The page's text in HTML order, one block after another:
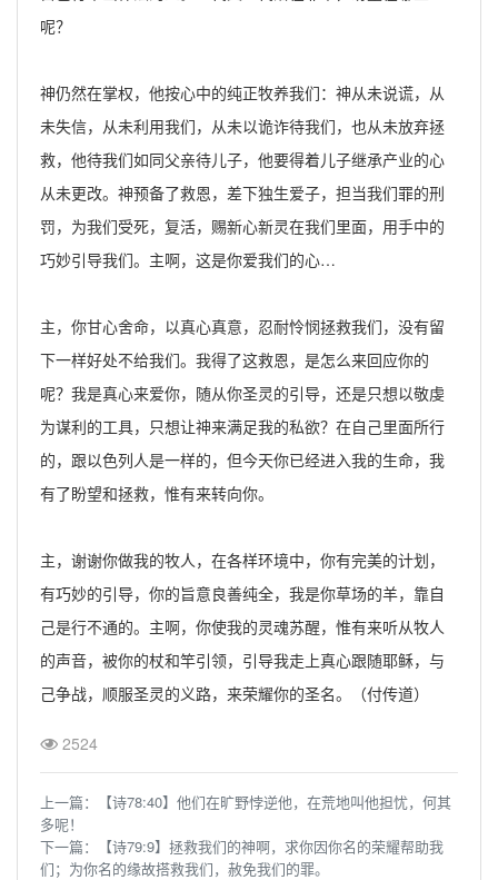
呢？
神仍然在掌权，他按心中的纯正牧养我们：神从未说谎，从
未失信，从未利用我们，从未以诡诈待我们，也从未放弃拯
救，他待我们如同父亲待儿子，他要得着儿子继承产业的心
从未更改。神预备了救恩，差下独生爱子，担当我们罪的刑
罚，为我们受死，复活，赐新心新灵在我们里面，用手中的
巧妙引导我们。主啊，这是你爱我们的心…
主，你甘心舍命，以真心真意，忍耐怜悯拯救我们，没有留
下一样好处不给我们。我得了这救恩，是怎么来回应你的
呢？我是真心来爱你，随从你圣灵的引导，还是只想以敬虔
为谋利的工具，只想让神来满足我的私欲？在自己里面所行
的，跟以色列人是一样的，但今天你已经进入我的生命，我
有了盼望和拯救，惟有来转向你。
主，谢谢你做我的牧人，在各样环境中，你有完美的计划，
有巧妙的引导，你的旨意良善纯全，我是你草场的羊，靠自
己是行不通的。主啊，你使我的灵魂苏醒，惟有来听从牧人
的声音，被你的杖和竿引领，引导我走上真心跟随耶稣，与
己争战，顺服圣灵的义路，来荣耀你的圣名。（付传道）
2524
上一篇：
【诗78:40】他们在旷野悖逆他，在荒地叫他担忧，何其
多呢！
下一篇：
【诗79:9】拯救我们的神啊，求你因你名的荣耀帮助我
们；为你名的缘故搭救我们，赦免我们的罪。